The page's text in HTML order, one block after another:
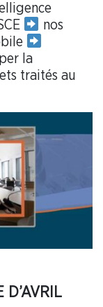
nos
la
traités au
D’AVRIL